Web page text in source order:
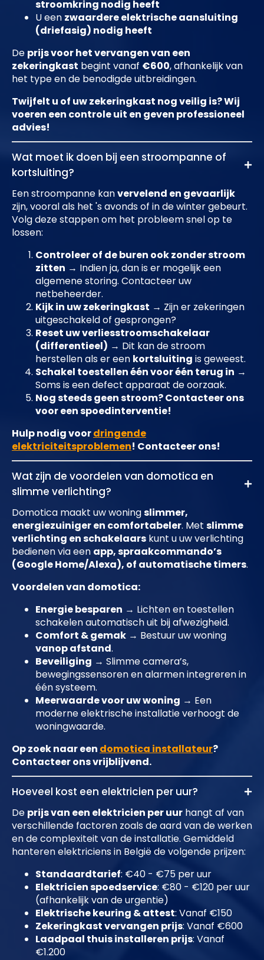
stroomkring nodig heeft
U een zwaardere elektrische aansluiting
(driefasig) nodig heeft
De prijs voor het vervangen van een
zekeringkast begint vanaf €600, afhankelijk van
het type en de benodigde uitbreidingen.
Twijfelt u of uw zekeringkast nog veilig is? Wij
voeren een controle uit en geven professioneel
advies!
Wat moet ik doen bij een stroompanne of
kortsluiting?
Een stroompanne kanvervelend en gevaarlijk
zijn, vooral als het 's avonds of in de winter gebeurt.
Volg deze stappen om het probleem snel op te
lossen:
Controleer of de buren ook zonder stroom
zitten → Indien ja, dan is er mogelijk een
algemene storing. Contacteer uw
netbeheerder.
Kijk in uw zekeringkast → Zijn er zekeringen
uitgeschakeld of gesprongen?
Reset uw verliesstroomschakelaar
(differentieel) → Dit kan de stroom
herstellen als er een kortsluiting is geweest.
Schakel toestellen één voor één terug in →
Soms is een defect apparaat de oorzaak.
Nog steeds geen stroom? Contacteer ons
voor een spoedinterventie!
Hulp nodig voordringende
elektriciteitsproblemen! Contacteer ons!
Wat zijn de voordelen van domotica en
slimme verlichting?
Domotica maakt uw woningslimmer,
energiezuiniger en comfortabeler. Met slimme
verlichting en schakelaars kunt u uw verlichting
bedienen via een app, spraakcommando’s
(Google Home/Alexa), of automatische timers.
Voordelen van domotica:
Energie besparen → Lichten en toestellen
schakelen automatisch uit bij afwezigheid.
Comfort & gemak → Bestuur uw woning
vanop afstand.
Beveiliging → Slimme camera’s,
bewegingssensoren en alarmen integreren in
één systeem.
Meerwaarde voor uw woning → Een
moderne elektrische installatie verhoogt de
woningwaarde.
Op zoek naar een domotica installateur?
Contacteer ons vrijblijvend.
Hoeveel kost een elektricien per uur?
De prijs van een elektricien per uur hangt af van
verschillende factoren zoals de aard van de werken
en de complexiteit van de installatie. Gemiddeld
hanteren elektriciens in België de volgende prijzen:
Standaardtarief: €40 - €75 per uur
Elektricien spoedservice: €80 - €120 per uur
(afhankelijk van de urgentie)
Elektrische keuring & attest: Vanaf €150
Zekeringkast vervangen prijs: Vanaf €600
Laadpaal thuis installeren prijs: Vanaf
€1.200